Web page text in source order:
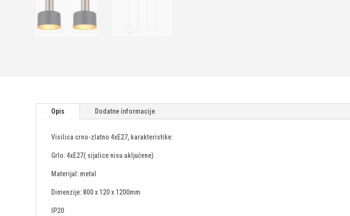
Opis Dodatne informacije
Visilica crno-zlatno 4xE27, karakteristike:
Grlo: 4xE27( sijalice nisu uključene)
Materijal: metal
Dimenzije: 800 x 120 x 1200mm
IP20